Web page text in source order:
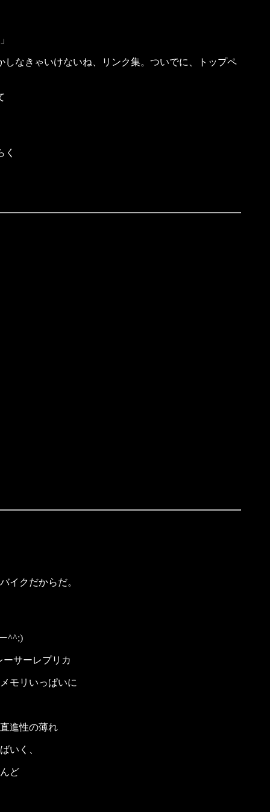
しなきゃいけないね、リンク集。ついでに、トップペ
く
イクだからだ。
^^;)
サーレプリカ
モリいっぱいに
進性の薄れ
いく、
ど